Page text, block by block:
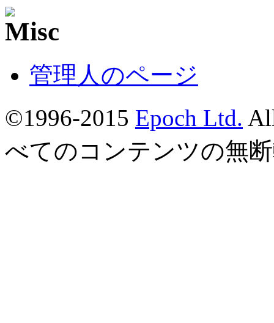
管理人のページ
©1996-2015 Epoch Ltd.
べてのコンテンツの無